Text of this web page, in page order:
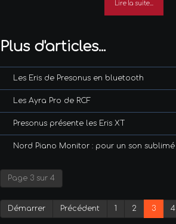
Lire la suite...
Plus d'articles...
Les Eris de Presonus en bluetooth
Les Ayra Pro de RCF
Presonus présente les Eris XT
Nord Piano Monitor : pour un son sublimé
Page 3 sur 4
Démarrer Précédent 1 2 3 4